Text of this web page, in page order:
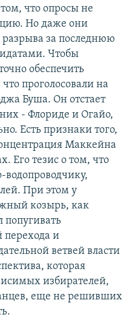
что опросы не
Но даже они
за последнюю
Чтобы
обеспечить
проголосовали на
Буша. Он отстает
- Флориде и Огайо,
Есть признаки того,
Маккейна
Его тезис о том, что
При этом у
козырь, как
попугивать
перехода и
ветвей власти
которая
избирателей,
еще не решивших